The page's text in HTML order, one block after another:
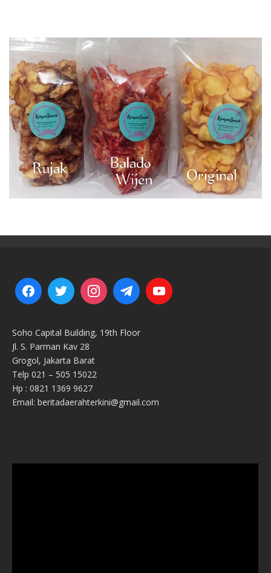
Soho Capital Building, 19th Floor
Jl. S. Parman Kav 28
Grogol, Jakarta Barat
Telp 021 – 505 15022
Hp : 0821 1369 9627
Email: beritadaerahterkini@gmail.com